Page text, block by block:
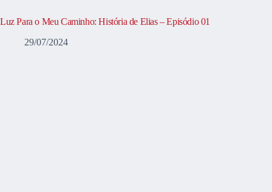
Luz Para o Meu Caminho: História de Elias – Episódio 01
29/07/2024